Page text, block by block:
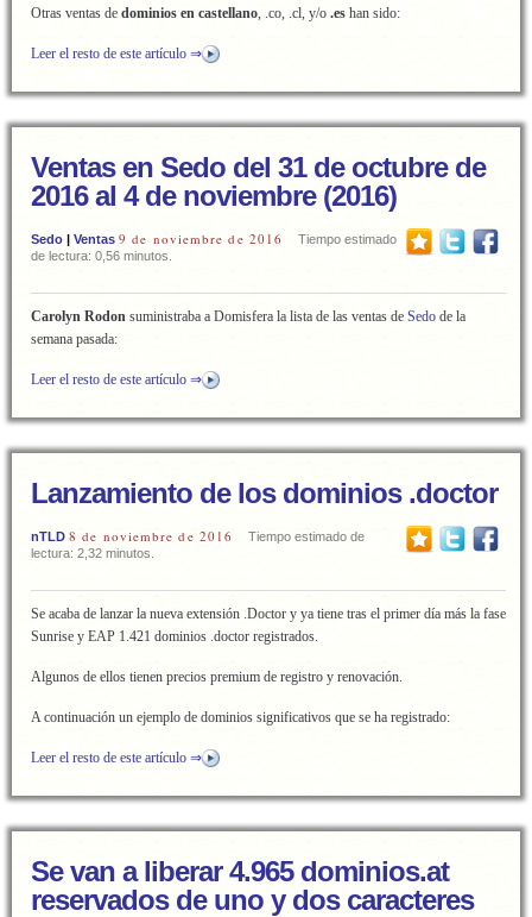
Otras ventas de dominios en castellano, .co, .cl, y/o .es han sido:
Leer el resto de este artículo ⇒
Ventas en Sedo del 31 de octubre de
2016 al 4 de noviembre (2016)
Sedo | Ventas 9 de noviembre de 2016
Tiempo estimado
de lectura: 0,56 minutos.
Carolyn Rodon suministraba a Domisfera la lista de las ventas de Sedo de la
semana pasada:
Leer el resto de este artículo ⇒
Lanzamiento de los dominios .doctor
nTLD 8 de noviembre de 2016
Tiempo estimado de
lectura: 2,32 minutos.
Se acaba de lanzar la nueva extensión .Doctor y ya tiene tras el primer día más la fase
Sunrise y EAP 1.421 dominios .doctor registrados.
Algunos de ellos tienen precios premium de registro y renovación.
A continuación un ejemplo de dominios significativos que se ha registrado:
Leer el resto de este artículo ⇒
Se van a liberar 4.965 dominios.at
reservados de uno y dos caracteres